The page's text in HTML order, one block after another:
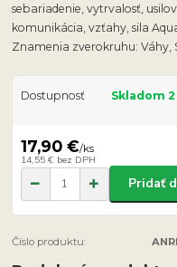
sebariadenie, vytrvalosť,
komunikácia, vzťahy, sila
Znamenia zverokruhu: Váhy,
Dostupnosť Skladom 2
17,90 €/ks
14,55 € bez DPH
Pridať
Číslo produktu: